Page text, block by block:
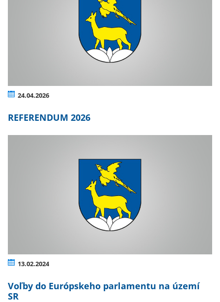
24.04.2026
REFERENDUM 2026
13.02.2024
Voľby do Európskeho parlamentu na území
SR